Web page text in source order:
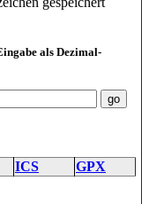
als Dezimal-
ICS GPX